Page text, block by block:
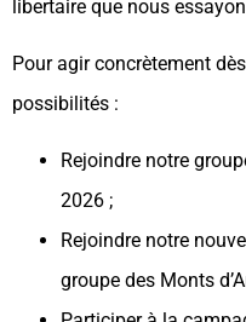
libertaire que nous
Pour agir concrètement
possibilités :
Rejoindre notre
2026 ;
Rejoindre notre
groupe des Monts